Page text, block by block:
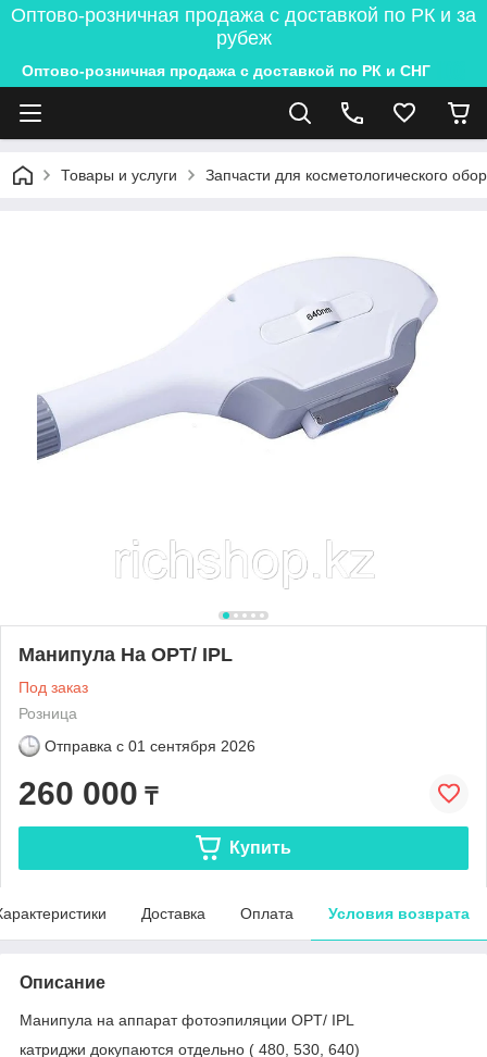
Оптово-розничная продажа с доставкой по РК и за
рубеж
Оптово-розничная продажа с доставкой по РК и СНГ
Товары и услуги Запчасти для косметологического
Манипула На OPT/ IPL
Под заказ
Розница
Отправка с 01 сентября 2026
260 000 ₸
Купить
Доставка Оплата Условия возврата
Описание
Манипула на аппарат фотоэпиляции OPT/ IPL
катриджи докупаются отдельно ( 480, 530, 640)